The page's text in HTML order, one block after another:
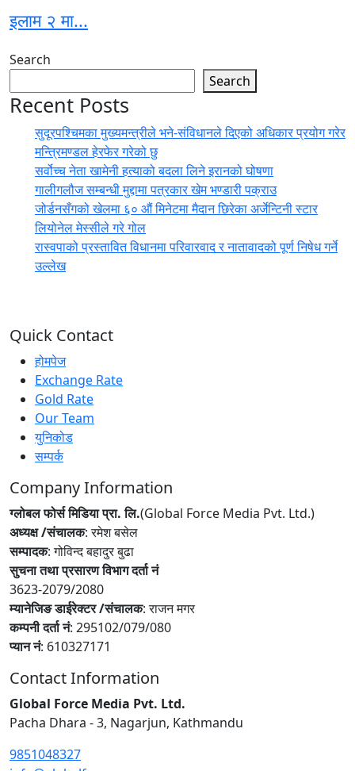
इलाम २ मा...
Search
Search
Recent Posts
सुदूरपश्चिमका मुख्यमन्त्रीले भने-संविधानले दिएको अधिकार प्रयोग गरेर
मन्त्रिमण्डल हेरफेर गरेको छु
सर्वोच्च नेता खामेनी हत्याको बदला लिने इरानको घोषणा
गालीगलौज सम्बन्धी मुद्दामा पत्रकार खेम भण्डारी पक्राउ
जोर्डनसँगको खेलमा ६० औं मिनेटमा मैदान छिरेका अर्जेन्टिनी स्टार
लियोनेल मेस्सीले गरे गोल
रास्वपाको प्रस्तावित विधानमा परिवारवाद र नातावादको पूर्ण निषेध गर्ने
उल्लेख
Quick Contact
होमपेज
Exchange Rate
Gold Rate
Our Team
युनिकोड
सम्पर्क
Company Information
ग्लोबल फोर्स मिडिया प्रा. लि.(Global Force Media Pvt. Ltd.)
अध्यक्ष /संचालक: रमेश बसेल
सम्पादक: गोविन्द बहादुर बुढा
सुचना तथा प्रसारण विभाग दर्ता नं
3623-2079/2080
म्यानेजिङ डाईरेक्टर /संचालक: राजन मगर
कम्पनी दर्ता नं: 295102/079/080
प्यान नं: 610327171
Contact Information
Global Force Media Pvt. Ltd.
Pacha Dhara - 3, Nagarjun, Kathmandu
9851048327